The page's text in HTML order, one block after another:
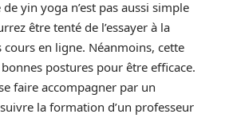
yin yoga n’est pas aussi simple
être tenté de l’essayer à la
cours en ligne. Néanmoins, cette
postures pour être efficace.
faire accompagner par un
la formation d’un professeur